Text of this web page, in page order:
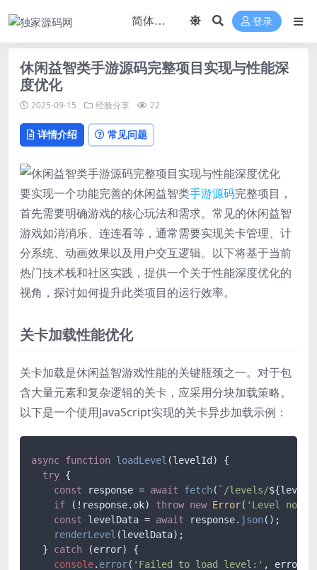
登录
休闲益智类手游源码完整项目实现与性能深
度优化
2025-09-15 经验分享 22
详情介绍 常见问题
要实现一个功能完善的休闲益智类手游源码完整项目，
首先需要明确游戏的核心玩法和需求。常见的休闲益智
游戏如消消乐、连连看等，通常需要实现关卡管理、计
分系统、动画效果以及用户交互逻辑。以下将基于当前
热门技术栈和社区实践，提供一个关于性能深度优化的
视角，探讨如何提升此类项目的运行效率。
关卡加载性能优化
关卡加载是休闲益智游戏性能的关键瓶颈之一。对于包
含大量元素和复杂逻辑的关卡，应采用分块加载策略。
以下是一个使用JavaScript实现的关卡异步加载示例：
async function loadLevel (levelId ) {
try {
const response = await fetch( `/levels/
if (!response. ok) throw new Error( 'Level not
const levelData = await response. json();
renderLevel (levelData);
  }
catch (error) {
console. error( 'Failed to load level:' , error);